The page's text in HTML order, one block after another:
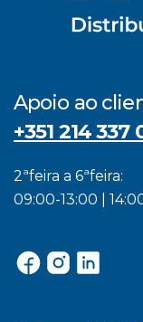
Apoio ao
+351 214 337
2ªfeira a 6ªfeira:
09:00-13:00 |